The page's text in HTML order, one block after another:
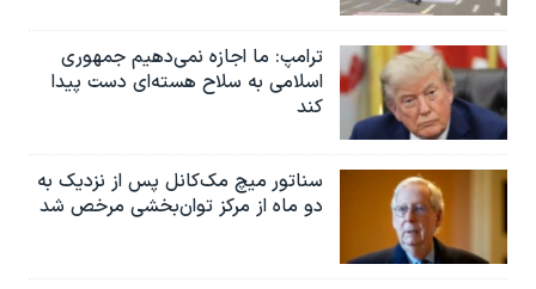
ترامپ: ما اجازه نمی‌دهیم جمهوری
اسلامی به سلاح هسته‌ای دست پیدا
کند
سناتور میچ مک‌کانل پس از نزدیک به
دو ماه از مرکز توان‌بخشی مرخص شد